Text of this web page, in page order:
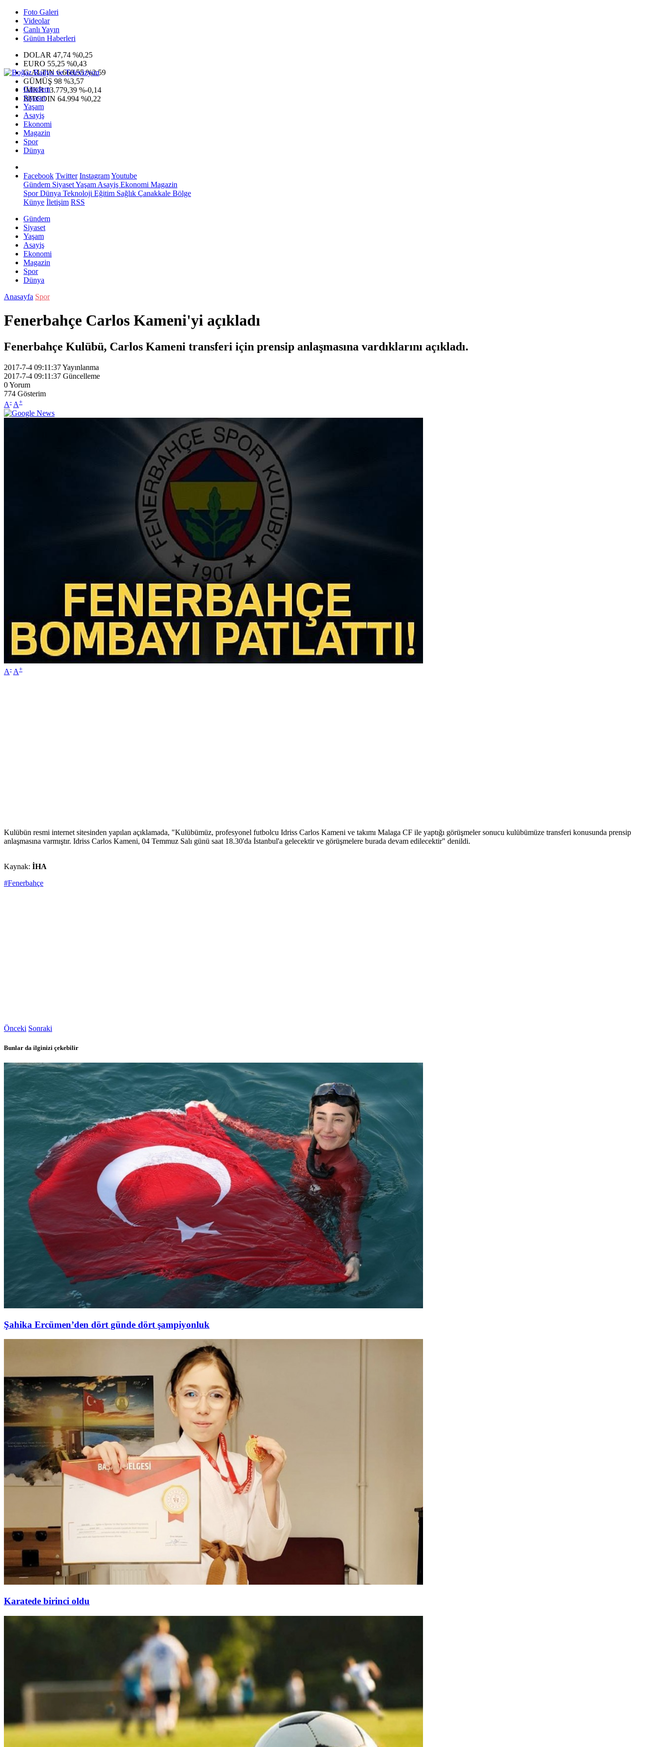
Foto Galeri
Videolar
Canlı Yayın
Günün Haberleri
DOLAR 47,74 %0,25
EURO 55,25 %0,43
G.ALTIN6.660,55 %2,59
GÜMÜŞ 98 %3,57
IMKB13.779,39 %-0,14
BITCOIN 64.994 %0,22
Gündem
Siyaset
Yaşam
Asayiş
Ekonomi
Magazin
Spor
Dünya
Facebook Twitter InstagramYoutube
Gündem SiyasetYaşam Asayiş Ekonomi Magazin
SporDünya Teknoloji Eğitim Sağlık Çanakkale Bölge
Künye İletişim RSS
Gündem
Siyaset
Yaşam
Asayiş
Ekonomi
Magazin
Spor
Dünya
Anasayfa Spor
Fenerbahçe Carlos Kameni'yi açıkladı
Fenerbahçe Kulübü, Carlos Kameni transferi için prensip anlaşmasına vardıklarını açıkladı.
2017-7-4 09:11:37Yayınlanma
2017-7-4 09:11:37 Güncelleme
0Yorum
774 Gösterim
A- A+
A- A+
Kulübün resmi internet sitesinden yapılan açıklamada, "Kulübümüz, profesyonel futbolcu Idriss Carlos Kameni ve takımı Malaga CF ile yaptığı görüşmeler sonucu kulübümüze transferi konusunda prensip
anlaşmasına varmıştır. Idriss Carlos Kameni, 04 Temmuz Salı günü saat 18.30'da İstanbul'a gelecektir ve görüşmelere burada devam edilecektir" denildi.
Kaynak: İHA
#Fenerbahçe
Önceki Sonraki
Bunlar da ilginizi çekebilir
Şahika Ercümen’den dört günde dört şampiyonluk
Karatede birinci oldu